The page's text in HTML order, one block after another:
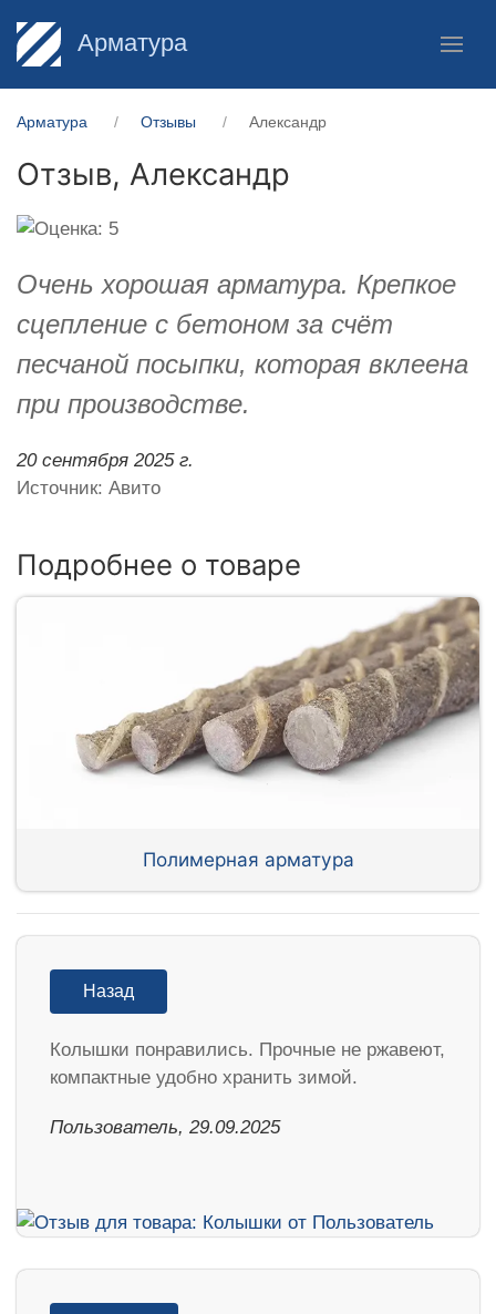
Арматура
Арматура Отзывы Александр
Отзыв, Александр
Очень хорошая арматура. Крепкое
сцепление с бетоном за счёт
песчаной посыпки, которая вклеена
при производстве.
20 сентября 2025 г.
Источник: Авито
Подробнее о товаре
Полимерная арматура
Назад
Колышки понравились. Прочные не ржавеют,
компактные удобно хранить зимой.
Пользователь, 29.09.2025